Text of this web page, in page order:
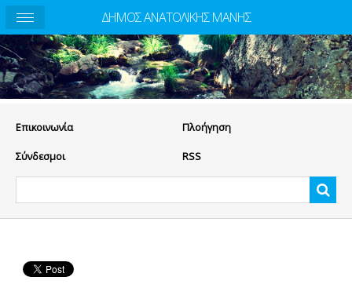
Eπικοινωνία Πλοήγηση
Σύνδεσμοι RSS
ΔΗΜΟΣ ΑΝΑΤΟΛΙΚΗΣ ΜΑΝΗΣ